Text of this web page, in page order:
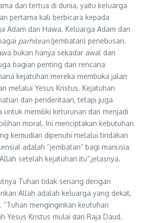
dan tertua di dunia, yaitu keluarga
pertama kali berbicara kepada
Adam dan Hawa. Keluarga Adam dan
parhitean(jembatan) penebusan.
bukan hanya sekadar awal dari
bagian penting dari rencana
kejatuhan mereka membuka jalan
melalui Yesus Kristus. Kejatuhan
dan penderitaan, tetapi juga
untuk memiliki keturunan dan menjadi
moral. Ini menciptakan kebutuhan
kemudian dipenuhi melalui tindakan
adalah “jembatan” bagi manusia
setelah kejatuhan itu”,jelasnya.
Tuhan tidak senang dengan
Allah adalah keluarga yang dekat,
“Tuhan menginginkan keutuhan
Yesus Kristus mulai dari Raja Daud.